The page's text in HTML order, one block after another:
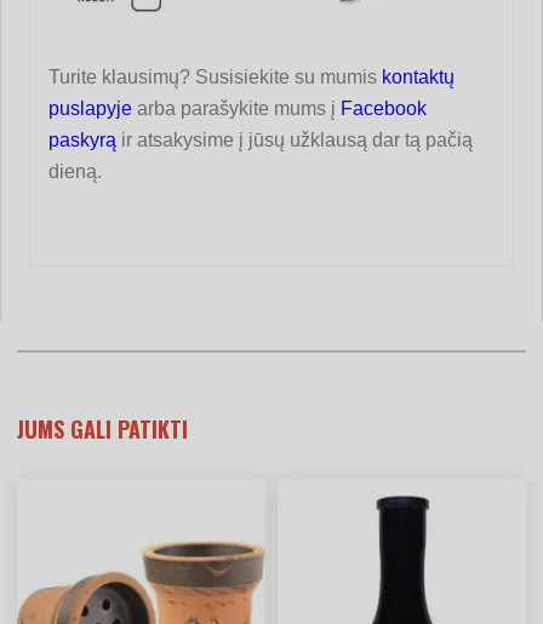
Turite klausimų? Susisiekite su mumis kontaktų
puslapyje arba parašykite mums į Facebook
paskyrą ir atsakysime į jūsų užklausą dar tą pačią
dieną.
JUMS GALI PATIKTI